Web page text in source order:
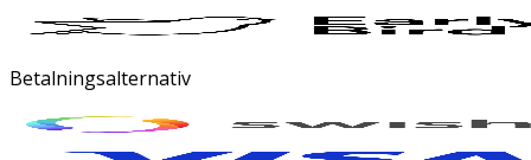
Betalningsalternativ